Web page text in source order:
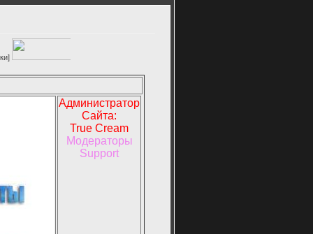
Администратор
Сайта:
True Cream
Модераторы
Support